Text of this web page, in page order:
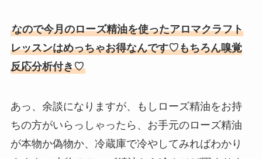
なので今月のローズ精油を使ったアロマクラフト
レッスンはめっちゃお得なんです♡もちろん嗅覚
反応分析付き♡
あっ、余談になりますが、もしローズ精油をお持
ちの方がいらっしゃったら、お手元のローズ精油
が本物か偽物か、冷蔵庫で冷やしてみればわかり